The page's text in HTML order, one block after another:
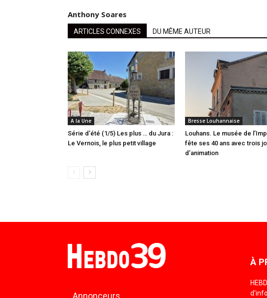
Anthony Soares
ARTICLES CONNEXES DU MÊME AUTEUR
A la Une
Série d’été (1/5) Les plus … du Jura :
Le Vernois, le plus petit village
Bresse Louhannaise
Louhans. Le musée de
fête ses 40 ans avec trois
d’animation